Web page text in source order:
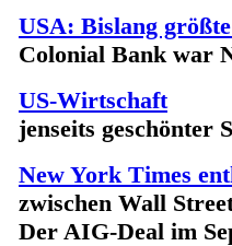
USA: Bislang
Bank war
US-Wirtschaft
geschönter
New York Times
Wall Street
AIG-Deal im